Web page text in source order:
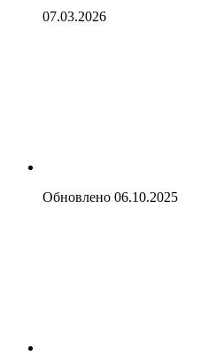
07.03.2026
Обновлено 06.10.2025